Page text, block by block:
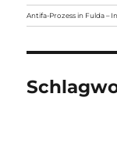
Antifa-Prozess in Fulda –